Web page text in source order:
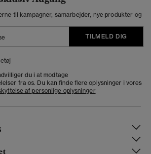
til kampagner, samarbejder, nye produkter og
TILMELD DIG
du i at modtage
fra os. Du kan finde flere oplysninger i vores
af personlige oplysninger